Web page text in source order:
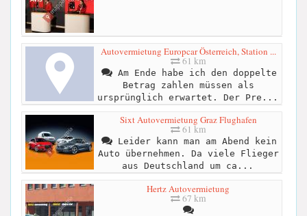
Autovermietung Europcar Österreich, Station ...
61 km
Am Ende habe ich den doppelte
Betrag zahlen müssen als
ursprünglich erwartet. Der Pre...
Sixt Autovermietung Graz Flughafen
61 km
Leider kann man am Abend kein
Auto übernehmen. Da viele Flieger
aus Deutschland um ca...
Hertz Autovermietung
67 km